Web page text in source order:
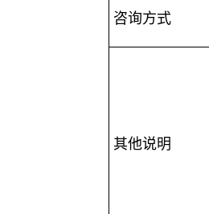
咨询方式
其他说明